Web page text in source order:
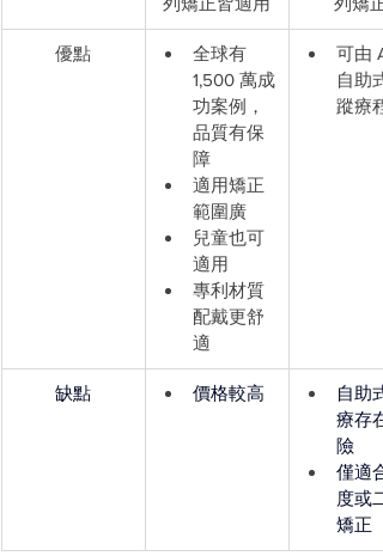
優點
全球有
1,500 萬成
功案例，
品質有保
障
適用矯正
範圍廣
兒童也可
適用
專利材質
配戴更舒
適
可由
自助
蹤療程
缺點 價格較高
自助
療存
險
僅適
度或
矯正